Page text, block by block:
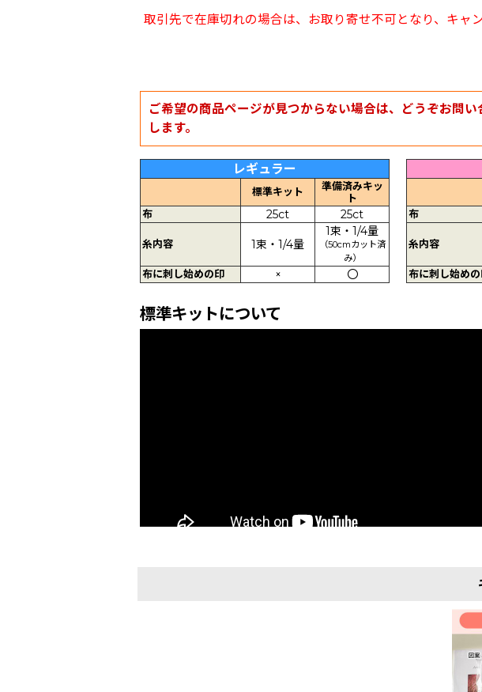
取引先で在庫切れの場合は、お取り寄せ不可となり、キャ
ご希望の商品ページが見つからない場合は、どうぞお問
します。
レギュラー
標準キット
準備済みキッ
ト
布
25ct 25ct
糸内容 1束・1/4量
1束・1/4量
（50cmカット済
み）
布に刺し始めの印 × 〇
布
糸内容
布に刺し始め
標準キットについて